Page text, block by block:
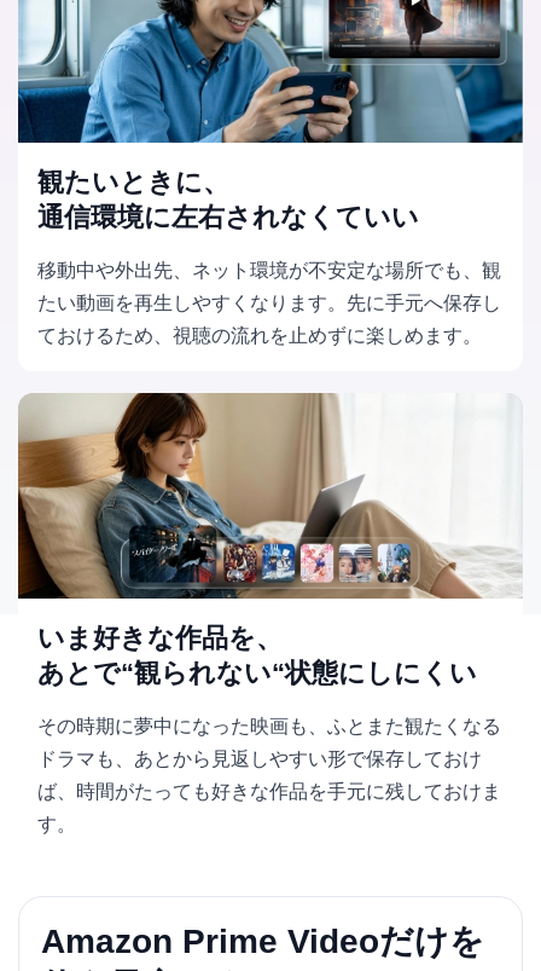
観たいときに、
通信環境に左右されなくていい
移動中や外出先、ネット環境が不安定な場所でも、観
たい動画を再生しやすくなります。先に手元へ保存し
ておけるため、視聴の流れを止めずに楽しめます。
いま好きな作品を、
あとで“観られない“状態にしにくい
その時期に夢中になった映画も、ふとまた観たくなる
ドラマも、あとから見返しやすい形で保存しておけ
ば、時間がたっても好きな作品を手元に残しておけま
す。
Amazon Prime Videoだけを